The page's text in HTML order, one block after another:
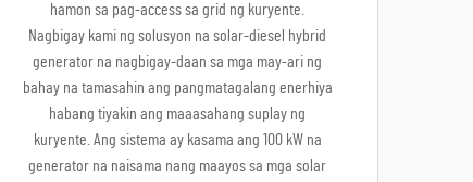
hamon sa pag-access sa grid ng kuryente.
Nagbigay kami ng solusyon na solar-diesel hybrid
generator na nagbigay-daan sa mga may-ari ng
bahay na tamasahin ang pangmatagalang enerhiya
habang tiyakin ang maaasahang suplay ng
kuryente. Ang sistema ay kasama ang 100 kW na
generator na naisama nang maayos sa mga solar